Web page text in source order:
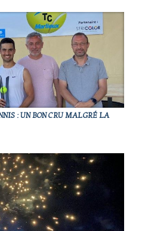
: UN BON CRU MALGRÉ LA